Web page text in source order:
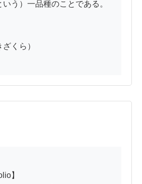
いう）一品種のことである。
くら）